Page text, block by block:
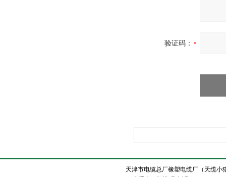
验证码：
天津市电缆总厂橡塑电缆厂（天缆